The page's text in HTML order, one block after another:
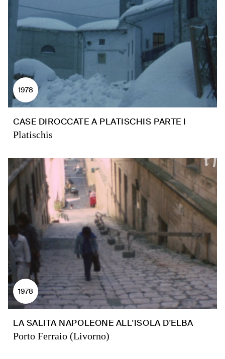
1978
CASE DIROCCATE A PLATISCHIS PARTE I
Platischis
1978
LA SALITA NAPOLEONE ALL'ISOLA D'ELBA
Porto Ferraio (Livorno)